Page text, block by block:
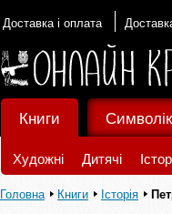
Доставка і оплата
Книги
Художні Дитячі
Головна Книги Історія